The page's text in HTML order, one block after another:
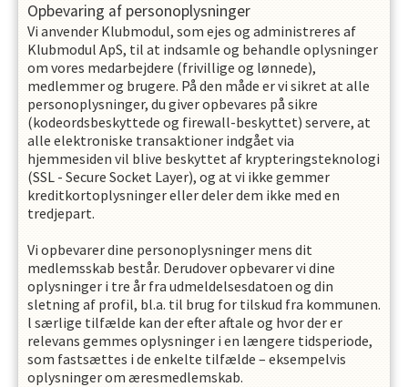
Opbevaring af personoplysninger
Vi anvender Klubmodul, som ejes og administreres af
Klubmodul ApS, til at indsamle og behandle oplysninger
om vores medarbejdere (frivillige og lønnede),
medlemmer og brugere. På den måde er vi sikret at alle
personoplysninger, du giver opbevares på sikre
(kodeordsbeskyttede og firewall-beskyttet) servere, at
alle elektroniske transaktioner indgået via
hjemmesiden vil blive beskyttet af krypteringsteknologi
(SSL - Secure Socket Layer), og at vi ikke gemmer
kreditkortoplysninger eller deler dem ikke med en
tredjepart.
Vi opbevarer dine personoplysninger mens dit
medlemsskab består. Derudover opbevarer vi dine
oplysninger i tre år fra udmeldelsesdatoen og din
sletning af profil, bl.a. til brug for tilskud fra kommunen.
l særlige tilfælde kan der efter aftale og hvor der er
relevans gemmes oplysninger i en længere tidsperiode,
som fastsættes i de enkelte tilfælde – eksempelvis
oplysninger om æresmedlemskab.